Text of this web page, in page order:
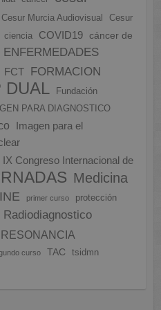
Cesur Murcia Audiovisual
Cesur
ciencia COVID19
cáncer de
ENFERMEDADES
FCT
FORMACION
DUAL
Fundación
PARA DIAGNOSTICO
Imagen para el
IX Congreso Internacional de
Medicina
primer curso
protección
Radiodiagnostico
RESONANCIA
curso TAC tsidmn